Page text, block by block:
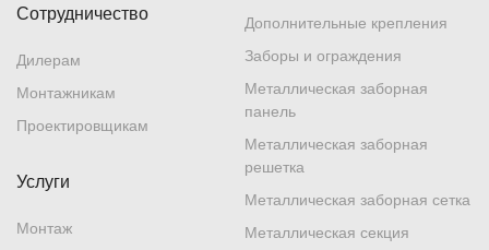
Дополнительные крепления
Заборы и ограждения
Металлическая заборная
панель
Металлическая заборная
решетка
Металлическая заборная сетка
Металлическая секция
Сотрудничество
Дилерам
Монтажникам
Проектировщикам
Услуги
Монтаж